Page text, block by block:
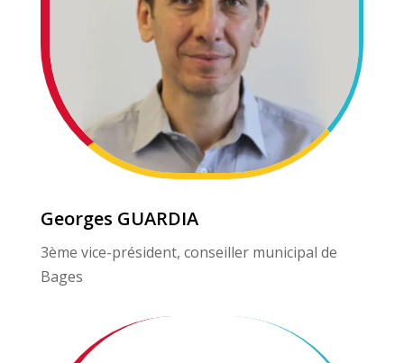
Georges GUARDIA
3ème vice-président, conseiller municipal de
Bages